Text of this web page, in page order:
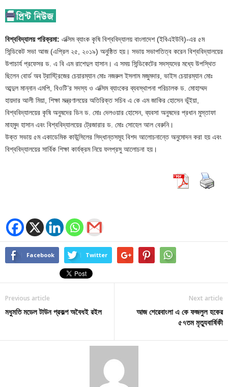
বিশ্ববিদ্যালয় পরিক্রমা: এক্সিম ব্যাংক কৃষি বিশ্ববিদ্যালয় বাংলাদেশ (ইবিএইউবি)-এর ৫ম
সিন্ডিকেট সভা আজ (এপ্রিল ২৫, ২০১৯) অনুষ্ঠিত হয়। সভায় সভাপতিত্ব করেন বিশ্ববিদ্যালয়ের
উপাচার্য প্রফেসর ড. এ বি এম রাশেদুল হাসান। এ সময় সিন্ডিকেটের সদস্যদের মধ্যে উপস্থিত
ছিলেন বোর্ড অব ট্রাস্ট্রিজের চেয়ারম্যান মোঃ নজরুল ইসলাম মজুমদার, ভাইস চেয়ারম্যান মোঃ
আব্দুল মান্নান এমপি, বিওটি’র সদস্য ও এক্সিম ব্যাংকের ব্যবস্থাপনা পরিচালক ড. মোহাম্মদ
হায়দার আলী মিয়া, শিক্ষা মন্ত্রণালয়ের অতিরিক্ত সচিব এ কে এম জাকির হোসেন ভূঁইয়া,
বিশ্ববিদ্যালয়ের কৃষি অনুষদের ডিন ড. মোঃ দেলওয়ার হোসেন, ব্যবসা অনুষদের প্রধান মুস্তাফা
মাহমুদ হাসান এবং বিশ্ববিদ্যালয়ের ট্রেজারার ড. মোঃ সোহেল আল বেরুনি।
উক্ত সভায় ৫ম একাডেমিক কাউন্সিলের সিদ্ধান্তসমূহ বিশদ আলোচনান্তে অনুমোদন করা হয় এবং
বিশ্ববিদ্যালয়ের সার্বিক শিক্ষা কার্যক্রম নিয়ে ফলপ্রসু আলোচনা হয়।
Facebook Twitter
Previous article
মধুমতি মডেল টাউন প্রকল্প অবৈধই রইল
Next article
আজ শেরেবাংলা এ কে ফজলুল হকের
৫৭তম মৃত্যুবার্ষিকী